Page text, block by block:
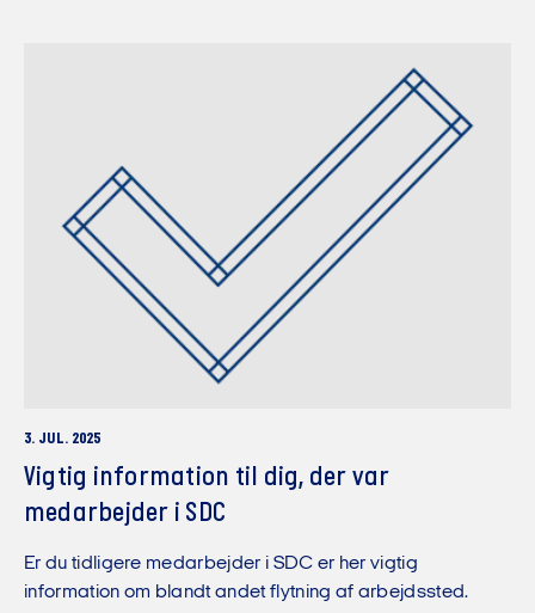
3. JUL. 2025
Vigtig information til dig, der var
medarbejder i SDC
Er du tidligere medarbejder i SDC er her vigtig
information om blandt andet flytning af arbejdssted.